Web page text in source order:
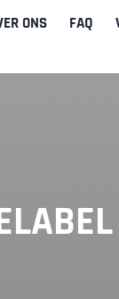
ONS FAQ